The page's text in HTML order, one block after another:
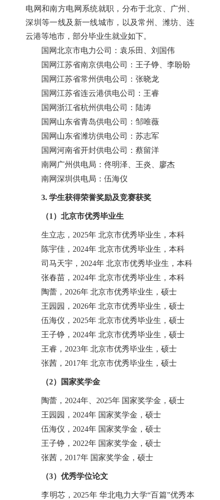
电网和南方电网系统就职，分布于北京、广州、
深圳等一线及新一线城市，以及常州、潍坊、连
云港等地市，部分毕业生就业如下。
国网北京市电力公司：袁乐田、刘国伟
国网江苏省南京供电公司：王子铮、李盼盼
国网江苏省常州供电公司：张晓龙
国网江苏省连云港供电公司：王睿
国网浙江省杭州供电公司：陆涛
国网山东省青岛供电公司：邹唯薇
国网山东省潍坊供电公司：苏志军
国网河南省开封供电公司：蔡留洋
南网广州供电局：佟明泽、王炎、廖杰
南网深圳供电局：伍海仪
3. 学生获得荣誉奖励及竞赛获奖
（1）北京市优秀毕业生
生立志，2025年 北京市优秀毕业生，本科
陈宇佳，2024年 北京市优秀毕业生，本科
司马天宇，2024年 北京市优秀毕业生，本科
张春苗，2024年 北京市优秀毕业生，本科
陶蕾，2026年 北京市优秀毕业生，硕士
王园园，2026年 北京市优秀毕业生，硕士
伍海仪，2025年 北京市优秀毕业生，硕士
王子铮，2024年 北京市优秀毕业生，硕士
王睿，2023年 北京市优秀毕业生，硕士
张茜，2017年 北京市优秀毕业生，硕士
（2）国家奖学金
陶蕾，2024年、2025年 国家奖学金，硕士
王园园，2024年 国家奖学金，硕士
伍海仪，2024年 国家奖学金，硕士
王子铮，2022年 国家奖学金，硕士
张茜，2017年 国家奖学金，硕士
（3）优秀学位论文
李明芯，2025年 华北电力大学“百篇”优秀本